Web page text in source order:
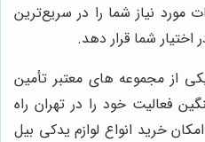
مورد نیاز شما را در سریع‌ترین
شما قرار دهد.
از مجموعه های معتبر تأمین
فعالیت خود را در تهران راه
خرید انواع لوازم یدکی بیل